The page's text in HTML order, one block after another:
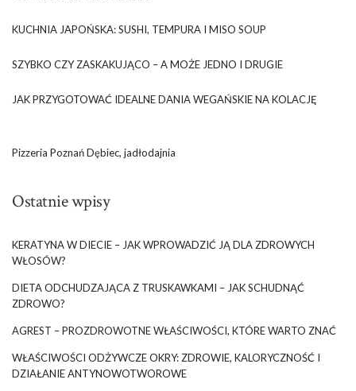
KUCHNIA JAPOŃSKA: SUSHI, TEMPURA I MISO SOUP
SZYBKO CZY ZASKAKUJĄCO – A MOŻE JEDNO I DRUGIE
JAK PRZYGOTOWAĆ IDEALNE DANIA WEGAŃSKIE NA KOLACJĘ
Pizzeria Poznań Dębiec, jadłodajnia
Ostatnie wpisy
KERATYNA W DIECIE – JAK WPROWADZIĆ JĄ DLA ZDROWYCH
WŁOSÓW?
DIETA ODCHUDZAJĄCA Z TRUSKAWKAMI – JAK SCHUDNĄĆ
ZDROWO?
AGREST – PROZDROWOTNE WŁAŚCIWOŚCI, KTÓRE WARTO ZNAĆ
WŁAŚCIWOŚCI ODŻYWCZE OKRY: ZDROWIE, KALORYCZNOŚĆ I
DZIAŁANIE ANTYNOWOTWOROWE